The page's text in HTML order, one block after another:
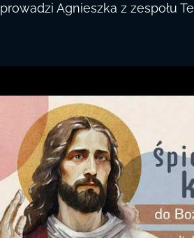
prowadzi Agnieszka z zespołu